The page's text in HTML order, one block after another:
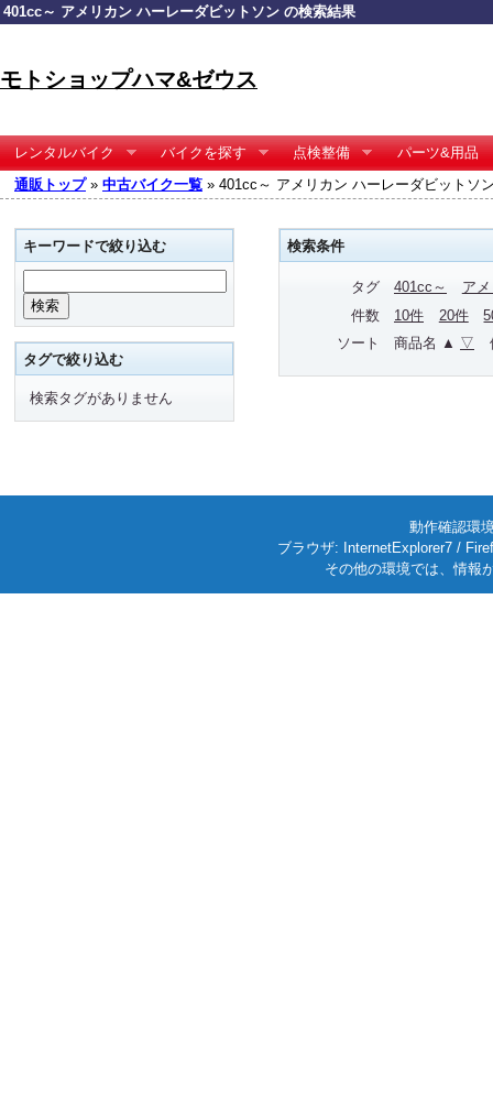
401cc～ アメリカン ハーレーダビットソン の検索結果
モトショップハマ&ゼウス
レンタルバイク バイクを探す 点検整備
パーツ&用品
通販トップ» 中古バイク一覧 » 401cc～ アメリカン ハーレーダビットソ
検索条件
タグ 401cc～
ア
件数
10件 20件
ソート
商品名 ▲ ▽
キーワードで絞り込む
タグで絞り込む
検索タグがありません
動作確認環
ブラウザ: InternetExplorer7 /
その他の環境では、情報